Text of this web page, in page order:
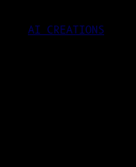
AI CREATIONS